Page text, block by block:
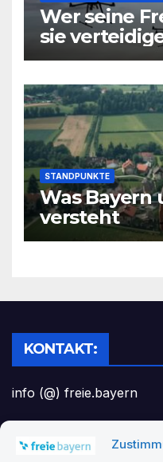
Wer seine
sie
STANDPUNKTE
Was Bayern
versteht
KONTAKT:
info (@) freie.bayern